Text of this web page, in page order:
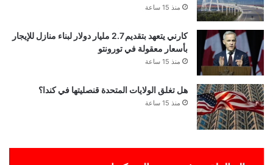
منذ 15 ساعة
كارني يتعهد بتقديم 2.7 مليار دولار لبناء منازل للإيجار
بأسعار معقولة في تورونتو
منذ 15 ساعة
هل تغلق الولايات المتحدة قنصليتها في كندا؟
منذ 15 ساعة